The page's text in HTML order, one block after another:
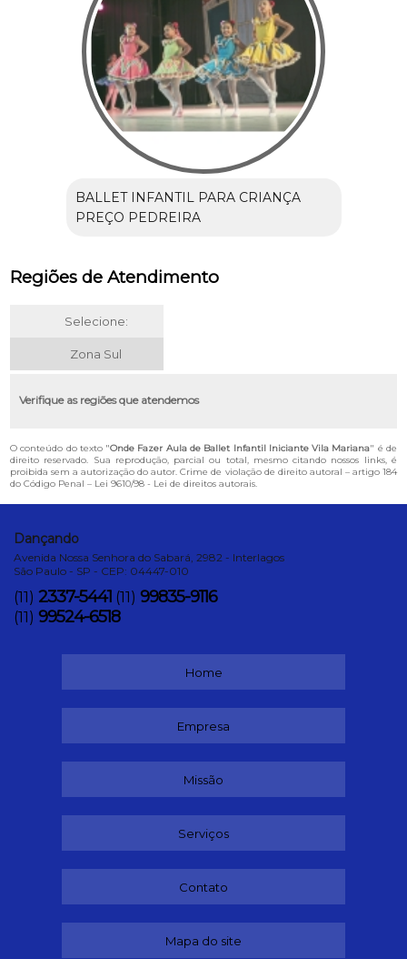
BALLET INFANTIL PARA CRIANÇA
PREÇO PEDREIRA
Regiões de Atendimento
Selecione:
Zona Sul
Verifique as regiões que atendemos
O conteúdo do texto "Onde Fazer Aula de Ballet Infantil Iniciante Vila Mariana" é de
direito reservado. Sua reprodução, parcial ou total, mesmo citando nossos links, é
proibida sem a autorização do autor. Crime de violação de direito autoral – artigo 184
do Código Penal – Lei 9610/98 - Lei de direitos autorais.
Dançando
Avenida Nossa Senhora do Sabará, 2982 - Interlagos
São Paulo - SP - CEP: 04447-010
(11) 2337-5441 (11) 99835-9116
(11) 99524-6518
Home
Empresa
Missão
Serviços
Contato
Mapa do site